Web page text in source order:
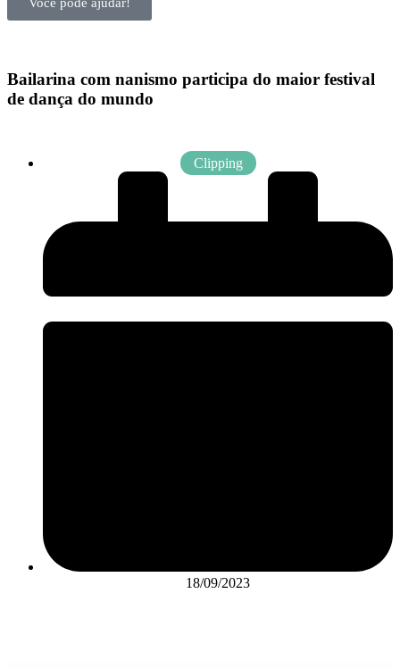
Bailarina com nanismo participa do maior festival
de dança do mundo
Clipping
18/09/2023